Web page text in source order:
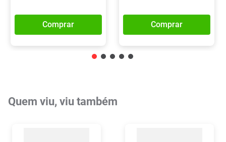
Comprar Comprar
Quem viu, viu também